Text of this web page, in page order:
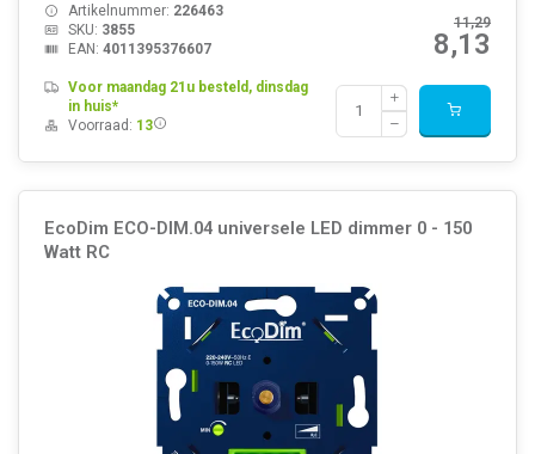
11,29
8,13
Artikelnummer: 226463
SKU: 3855
EAN: 4011395376607
Voor maandag 21u besteld, dinsdag
in huis*
Voorraad: 13
EcoDim ECO-DIM.04 universele LED dimmer 0 - 150
Watt RC